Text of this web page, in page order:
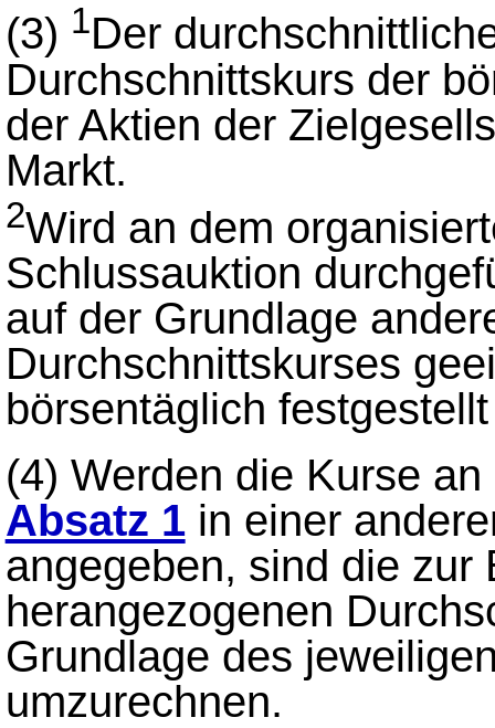
(3) 1Der
Durchschnittskurs der
der Aktien der
Markt.
2Wird an dem
Schlussauktion
auf der Grundlage
Durchschnittskurses
börsentäglich
(4) Werden die Kurse
Absatz 1in einer
angegeben, sind die zur
herangezogenen
Grundlage des
umzurechnen.